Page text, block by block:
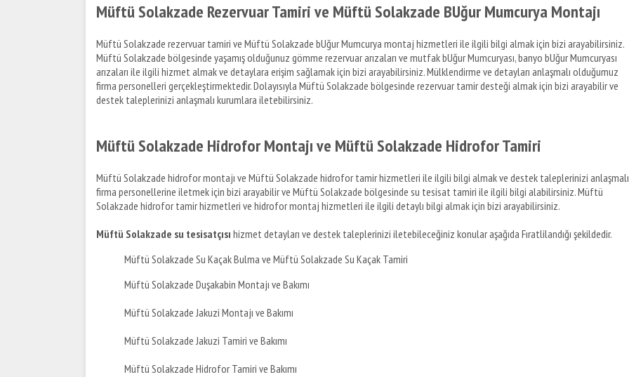
Müftü Solakzade Rezervuar Tamiri ve Müftü Solakzade BUğur Mumcurya Montajı
Müftü Solakzade rezervuar tamiri ve Müftü Solakzade bUğur Mumcurya montaj hizmetleri ile ilgili bilgi almak için bizi arayabilirsiniz.
Müftü Solakzade bölgesinde yaşamış olduğunuz gömme rezervuar arızaları ve mutfak bUğur Mumcuryası, banyo bUğur Mumcuryası
arızaları ile ilgili hizmet almak ve detaylara erişim sağlamak için bizi arayabilirsiniz. Mülklendirme ve detayları anlaşmalı olduğumuz
firma personelleri gerçekleştirmektedir. Dolayısıyla Müftü Solakzade bölgesinde rezervuar tamir desteği almak için bizi arayabilir ve
destek taleplerinizi anlaşmalı kurumlara iletebilirsiniz.
Müftü Solakzade Hidrofor Montajı ve Müftü Solakzade Hidrofor Tamiri
Müftü Solakzade hidrofor montajı ve Müftü Solakzade hidrofor tamir hizmetleri ile ilgili bilgi almak ve destek taleplerinizi anlaşmalı
firma personellerine iletmek için bizi arayabilir ve Müftü Solakzade bölgesinde su tesisat tamiri ile ilgili bilgi alabilirsiniz. Müftü
Solakzade hidrofor tamir hizmetleri ve hidrofor montaj hizmetleri ile ilgili detaylı bilgi almak için bizi arayabilirsiniz.
Müftü Solakzade su tesisatçısı hizmet detayları ve destek taleplerinizi iletebileceğiniz konular aşağıda Fıratlilandığı şekildedir.
Müftü Solakzade Su Kaçak Bulma ve Müftü Solakzade Su Kaçak Tamiri
Müftü Solakzade Duşakabin Montajı ve Bakımı
Müftü Solakzade Jakuzi Montajı ve Bakımı
Müftü Solakzade Jakuzi Tamiri ve Bakımı
Müftü Solakzade Hidrofor Tamiri ve Bakımı